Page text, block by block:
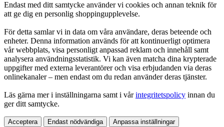
Endast med ditt samtycke använder vi cookies och annan teknik för
att ge dig en personlig shoppingupplevelse.
För detta samlar vi in data om våra användare, deras beteende och
enheter. Denna information används för att kontinuerligt optimera
vår webbplats, visa personligt anpassad reklam och innehåll samt
analysera användningsstatistik. Vi kan även matcha dina krypterade
uppgifter med externa leverantörer och visa erbjudanden via deras
onlinekanaler – men endast om du redan använder deras tjänster.
Läs gärna mer i inställningarna samt i vårintegritetspolicy innan du
ger ditt samtycke.
Acceptera Endast nödvändiga Anpassa inställningar